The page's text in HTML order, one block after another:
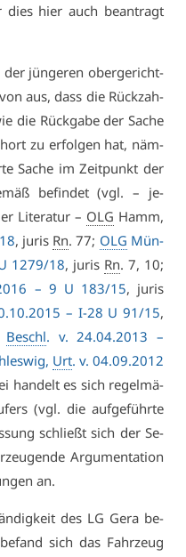
hier auch be­an­tragt
der jün­ge­ren ober­ge­richt­
aus, dass die Rück­zah­
die Rück­ga­be der Sa­che
zu er­fol­gen hat, näm­
Sa­che im Zeit­punkt der
be­fin­det (vgl. – je­
Li­te­ra­tur – OLG Hamm,
, ju­ris Rn. 77; OLG Mün­
1279/18, ju­ris Rn. 7, 10;
– 9 U 183/15, ju­ris
– I-28 U 91/15,
Beschl. v. 24.04.2013 –
Urt. v. 04.09.2012
han­delt es sich re­gel­mä­
(vgl. die auf­ge­führ­te
schließt sich der Se­
Ar­gu­men­ta­ti­on
an.
des LG Ge­ra be­
sich das Fahr­zeug